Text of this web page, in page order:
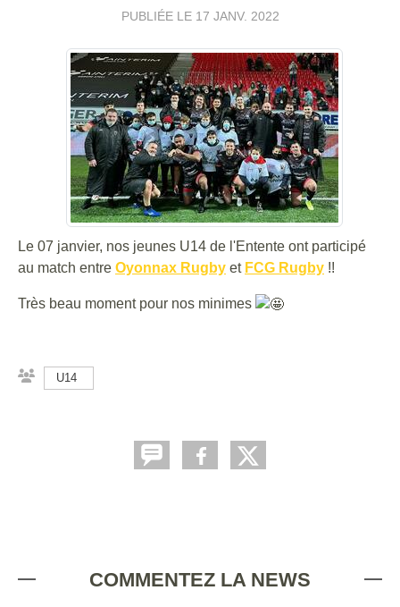
PUBLIÉE LE 17 JANV. 2022
Le 07 janvier, nos jeunes U14 de l'Entente ont participé
au match entre Oyonnax Rugby et FCG Rugby !!
Très beau moment pour nos minimes
U14
COMMENTEZ LA NEWS